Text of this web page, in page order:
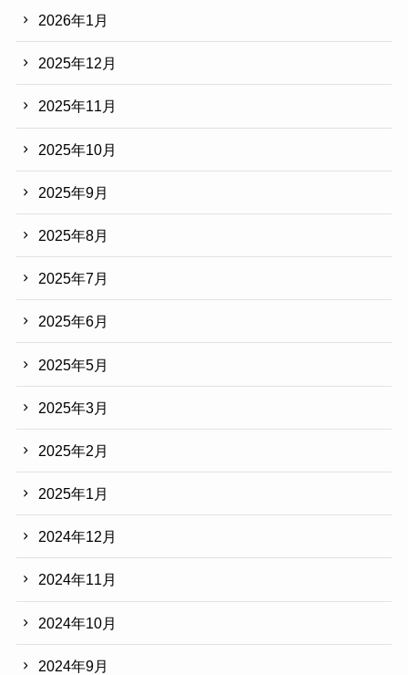
2026年1月
2025年12月
2025年11月
2025年10月
2025年9月
2025年8月
2025年7月
2025年6月
2025年5月
2025年3月
2025年2月
2025年1月
2024年12月
2024年11月
2024年10月
2024年9月